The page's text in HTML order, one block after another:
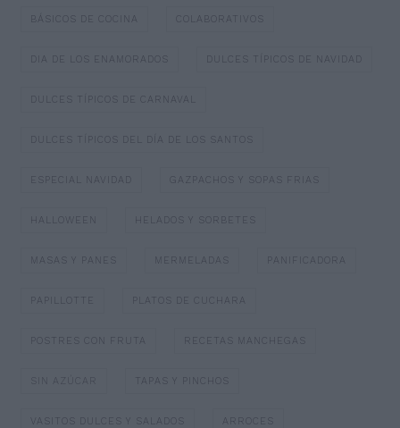
BÁSICOS DE COCINA COLABORATIVOS
DIA DE LOS ENAMORADOS DULCES TÍPICOS DE NAVIDAD
DULCES TÍPICOS DE CARNAVAL
DULCES TÍPICOS DEL DÍA DE LOS SANTOS
ESPECIAL NAVIDAD GAZPACHOS Y SOPAS FRIAS
HALLOWEEN HELADOS Y SORBETES
MASAS Y PANES MERMELADAS PANIFICADORA
PAPILLOTTE PLATOS DE CUCHARA
POSTRES CON FRUTA RECETAS MANCHEGAS
SIN AZÚCAR TAPAS Y PINCHOS
VASITOS DULCES Y SALADOS ARROCES